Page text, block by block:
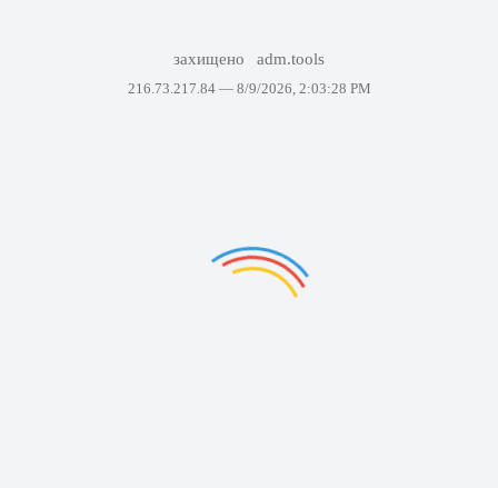
захищено adm.tools
216.73.217.84 — 8/9/2026, 2:03:28 PM